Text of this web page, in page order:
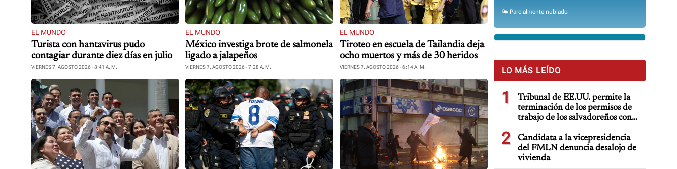
EL MUNDO
Turista con hantavirus pudo
contagiar durante diez días en julio
VIERNES 7, AGOSTO 2026 - 8:41 A. M.
EL MUNDO
México investiga brote de salmonela
ligado a jalapeños
VIERNES 7, AGOSTO 2026 - 7:28 A. M.
EL MUNDO
Tiroteo en escuela de Tailandia deja
ocho muertos y más de 30 heridos
VIERNES 7, AGOSTO 2026 - 6:14 A. M.
🌤️ Parcialmente nublado
LO MÁS LEÍDO
1
Tribunal de EE.UU. permite la
terminación de los permisos de
trabajo de los salvadoreños con
TPS
2
Candidata a la vicepresidencia
del FMLN denuncia desalojo de
vivienda